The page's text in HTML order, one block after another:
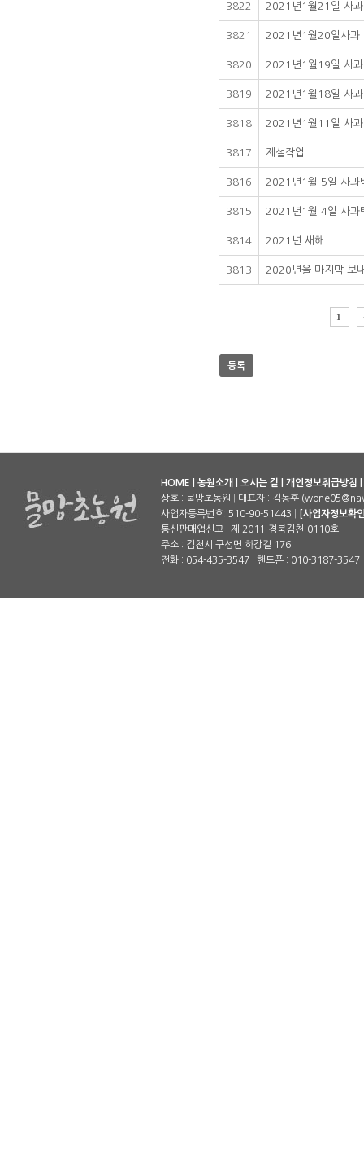
3822 2021년1월21일 사
3821 2021년1월20일사과
3820 2021년1월19일 사
3819 2021년1월18일 사
3818 2021년1월11일 사
3817 제설작업
3816 2021년1월 5일 사과
3815 2021년1월 4일 사과
3814 2021년 새해
3813 2020년을 마지막 보
1
등록
HOME 농원소개 오시는 길 개인정보취급방침
상호 : 물망초농원
대표자 : 김동훈
사업자등록번호: 510-90-51443
[사업자정보확
통신판매업신고 : 제 2011-경북김천-0110호
주소 : 김천시 구성면 하강길 176
전화 : 054-435-3547
핸드폰 : 010-3187-3547